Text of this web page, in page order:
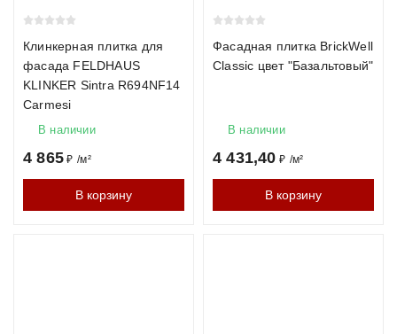
минут.
Клинкерная плитка для
фасада FELDHAUS
KLINKER Sintra R694NF14
Carmesi
В наличии
4 865 ₽ /м²
В корзину
Фасадная плитка BrickWell
Classic цвет "Базальтовый"
В наличии
4 431,40 ₽ /м²
В корзину